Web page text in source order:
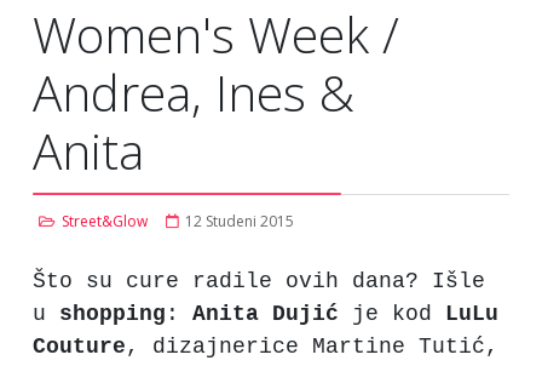
Women's Week /
Andrea, Ines &
Anita
Street&Glow 12 Studeni 2015
Što su cure radile ovih dana? Išle
u shopping : Anita Dujić je kod LuLu
Couture , dizajnerice Martine Tutić,